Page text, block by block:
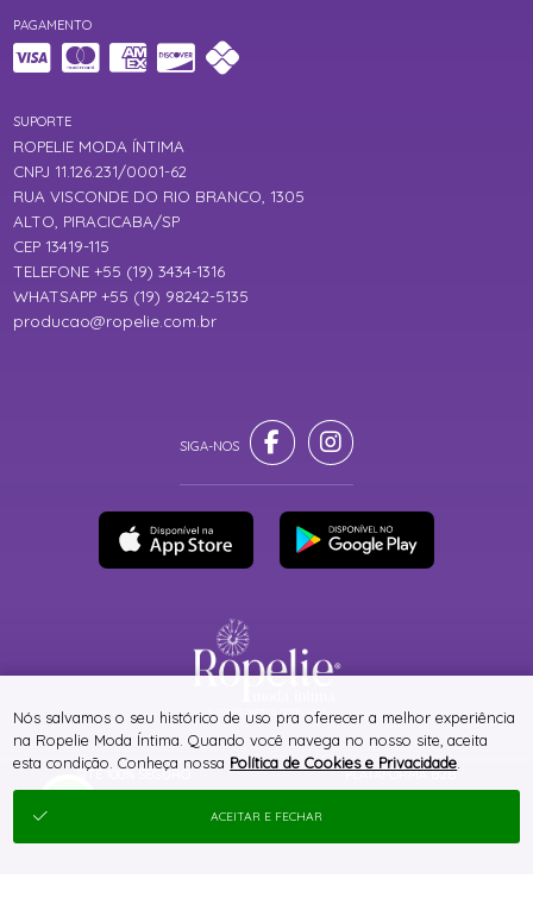
PAGAMENTO
SITE 100% SEGURO PLATAFORMA B2B
SUPORTE
ROPELIE MODA ÍNTIMA
CNPJ 11.126.231/0001-62
RUA VISCONDE DO RIO BRANCO, 1305
ALTO, PIRACICABA/SP
CEP 13419-115
TELEFONE +55 (19) 3434-1316
WHATSAPP +55 (19) 98242-5135
producao@ropelie.com.br
® TODOS DIREITOS RESERVADOS
Nós salvamos o seu histórico de uso pra oferecer a melhor experiência
na Ropelie Moda Íntima. Quando você navega no nosso site, aceita
esta condição. Conheça nossa Política de Cookies e Privacidade
ACEITAR E FECHAR